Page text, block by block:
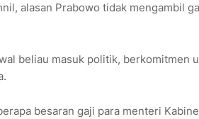
alasan Prabowo tidak mengambil
beliau masuk politik, berkomitmen
besaran gaji para menteri